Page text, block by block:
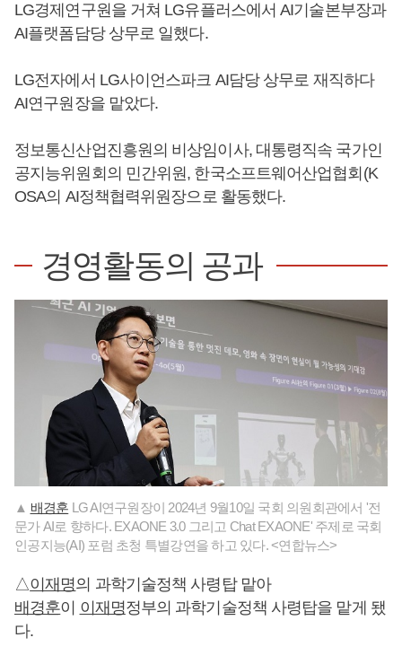
LG경제연구원을 거쳐 LG유플러스에서 AI기술본부장과
AI플랫폼담당 상무로 일했다.
LG전자에서 LG사이언스파크 AI담당 상무로 재직하다
AI연구원장을 맡았다.
정보통신산업진흥원의 비상임이사, 대통령직속 국가인
공지능위원회의 민간위원, 한국소프트웨어산업협회(K
OSA의 AI정책협력위원장으로 활동했다.
경영활동의 공과
▲ 배경훈 LG AI연구원장이 2024년 9월10일 국회 의원회관에서 '전
문가 AI로 향하다. EXAONE 3.0 그리고 Chat EXAONE' 주제로 국회
인공지능(AI) 포럼 초청 특별강연을 하고 있다. <연합뉴스>
△이재명의 과학기술정책 사령탑 맡아
배경훈이 이재명정부의 과학기술정책 사령탑을 맡게 됐
다.